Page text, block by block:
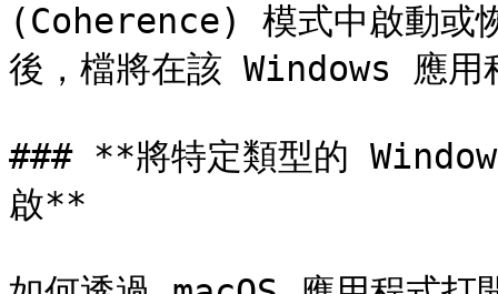
(Coherence) 模式中啟動或
後，檔將在該 Windows 應用
### **將特定類型的
啟**